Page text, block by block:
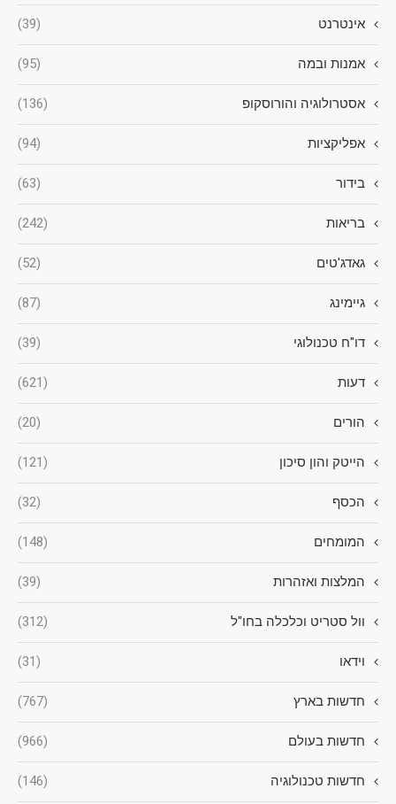
אינטרנט (39)
אמנות ובמה (95)
אסטרולוגיה והורוסקופ (136)
אפליקציות (94)
בידור (63)
בריאות (242)
גאדג'טים (52)
גיימינג (87)
דו"ח טכנולוגי (39)
דעות (621)
הורים (20)
הייטק והון סיכון (121)
הכסף (32)
המומחים (148)
המלצות ואזהרות (39)
וול סטריט וכלכלה בחו"ל (312)
וידאו (31)
חדשות בארץ (767)
חדשות בעולם (966)
חדשות טכנולוגיה (146)